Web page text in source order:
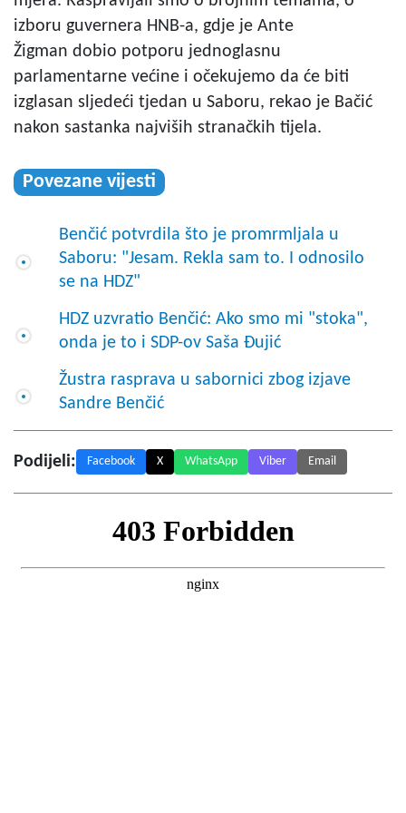
izboru guvernera HNB-a, gdje je Ante
Žigman dobio potporu jednoglasnu
parlamentarne većine i očekujemo da će biti
izglasan sljedeći tjedan u Saboru, rekao je Bačić
nakon sastanka najviših stranačkih tijela.
Povezane vijesti
Benčić potvrdila što je promrmljala u
Saboru: "Jesam. Rekla sam to. I odnosilo
se na HDZ"
HDZ uzvratio Benčić: Ako smo mi "stoka",
onda je to i SDP-ov Saša Đujić
Žustra rasprava u sabornici zbog izjave
Sandre Benčić
Podijeli: Facebook X WhatsApp Viber Email